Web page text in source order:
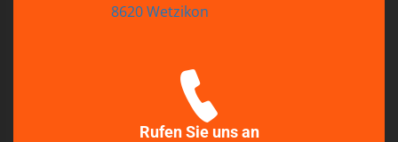
8620 Wetzikon
Rufen Sie uns an